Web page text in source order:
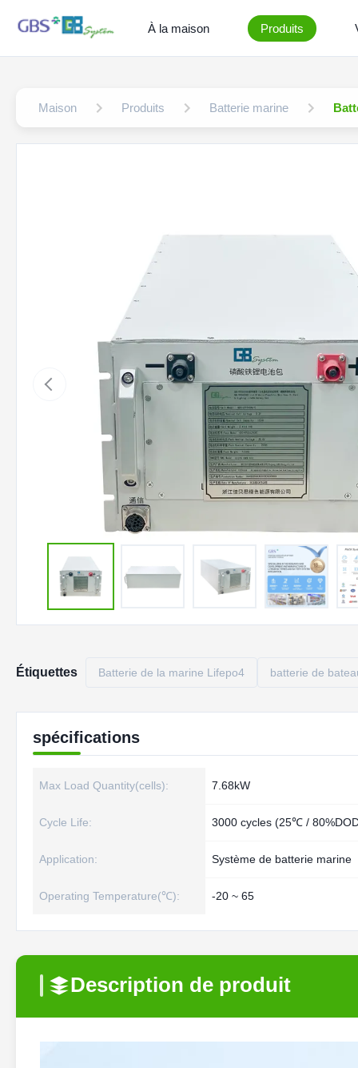
À la maison Produits
Maison Produits Batterie marine
Étiquettes Batterie de la marine Lifepo4 batterie de
spécifications
Max Load Quantity(cells): 7.68kW
Cycle Life: 3000 cycles (25℃ /
Application: Système de batterie marine
Operating Temperature(℃): -20 ~ 65
Description de produit